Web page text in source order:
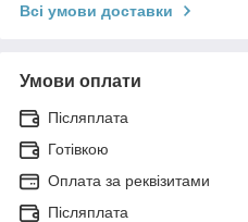
Всі умови доставки
Умови оплати
Післяплата
Готівкою
Оплата за реквізитами
Післяплата